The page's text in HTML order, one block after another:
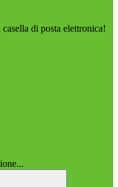
di posta elettronica!